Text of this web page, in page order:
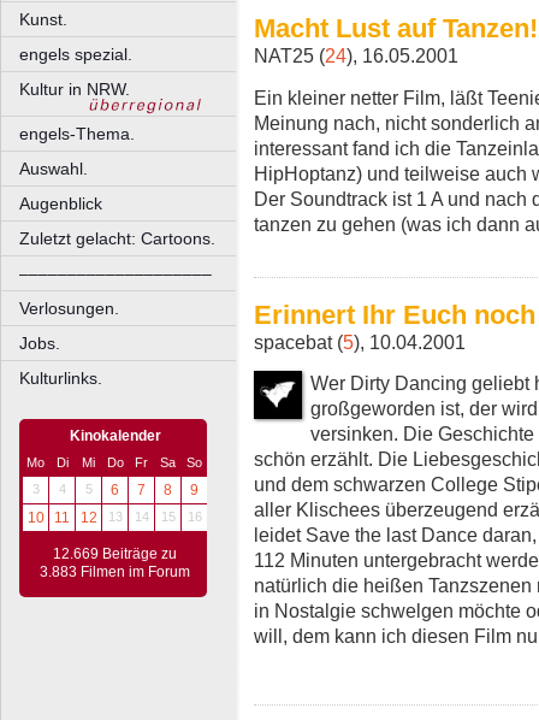
Kunst.
engels spezial.
Kultur in NRW.
engels-Thema.
Auswahl.
Augenblick
Zuletzt gelacht: Cartoons.
––––––––––––––––––––
Verlosungen.
Jobs.
Kulturlinks.
Kinokalender
Mo Di Mi Do Fr Sa
So
3
4 5 6 7 8
9
10
11 12 13 14 15 16
12.669 Beiträge zu
3.883 Filmen im Forum
Macht Lust auf
NAT25 (24), 16.05.2001
Ein kleiner netter Film, läßt
Meinung nach, nicht sonderlich
interessant fand ich die
HipHoptanz) und teilweise auch
Der Soundtrack ist 1 A und nach
tanzen zu gehen (was ich dann
Erinnert Ihr Euch
spacebat (5), 10.04.2001
Wer Dirty Dancing geliebt
großgeworden ist, der
versinken. Die
schön erzählt. Die
und dem schwarzen College
aller Klischees überzeugend
leidet Save the last Dance
112 Minuten untergebracht
natürlich die heißen
in Nostalgie schwelgen möchte
will, dem kann ich diesen Film